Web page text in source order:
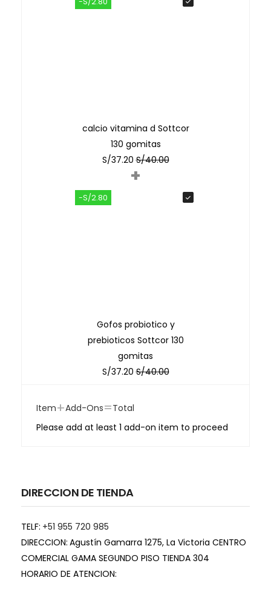
calcio vitamina d Sottcor
130 gomitas
S/37.20 S/40.00
+
-S/2.80
Gofos probiotico y
prebioticos Sottcor 130
gomitas
S/37.20 S/40.00
Item+Add-Ons=Total
Please add at least 1 add-on item to proceed
DIRECCION DE TIENDA
TELF: +51 955 720 985
DIRECCION: Agustín Gamarra 1275, La Victoria CENTRO
COMERCIAL GAMA SEGUNDO PISO TIENDA 304
HORARIO DE ATENCION: